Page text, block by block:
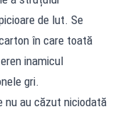
de lut. Se
în care toată
inamicul
gri.
nu au căzut niciodată